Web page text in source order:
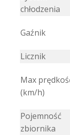
chłodzenia
Gaźnik
Licznik
Max
(km/h)
Pojemność
zbiornika